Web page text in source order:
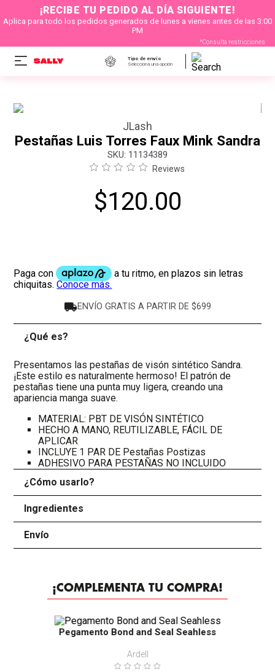
¡RECIBE TU PEDIDO AL DÍA SIGUIENTE!
Aplica para todo los pedidos generados de lunes a vienes antes de las 3:00
PM
*Consulta restricciones
Tipo de envío
Selecciona una opción
JLash
Pestañas Luis Torres Faux Mink Sandra
: 11134389
Reviews
$120.00
ENVÍO GRATIS A PARTIR DE $699
¿Qué es?
Presentamos las pestañas de visón sintético Sandra.
¡Este estilo es naturalmente hermoso! El patrón de
pestañas tiene una punta muy ligera, creando una
apariencia manga suave.
MATERIAL: PBT DE VISÓN SINTÉTICO
HECHO A MANO, REUTILIZABLE, FÁCIL DE
APLICAR
INCLUYE 1 PAR DE Pestañas Postizas
ADHESIVO PARA PESTAÑAS NO INCLUIDO
¿Cómo usarlo?
Ingredientes
Envío
¡COMPLEMENTA TU COMPRA!
Pegamento Bond and Seal Seahless
Ardell